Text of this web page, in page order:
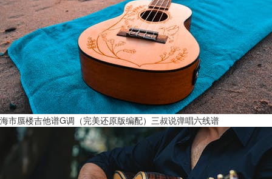
海市蜃楼吉他谱G调（完美还原版编配）三叔说弹唱六线谱